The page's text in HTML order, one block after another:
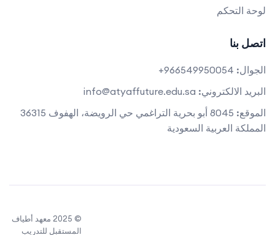
لوحة التحكم
اتصل بنا
الجوال: 966549950054+
البريد الالكتروني: info@atyaffuture.edu.sa
الموقع:
8045 أبو بحرية التراغمي حي الرويضة، الهفوف 36315
المملكة العربية السعودية
© 2025 معهد أطياف
المستقبل للتدريب